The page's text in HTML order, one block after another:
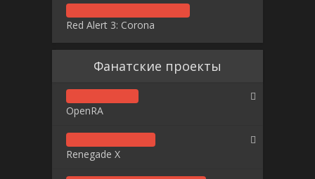
Red Alert 3: Corona
Фанатские проекты
OpenRA
Renegade X